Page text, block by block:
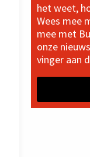
het weet,
Wees mee
mee met
onze
vinger aan